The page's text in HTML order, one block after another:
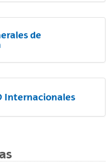
de
Internacionales